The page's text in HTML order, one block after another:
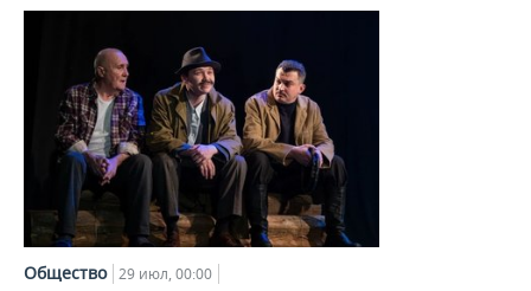
Общество 29 июл, 00:00